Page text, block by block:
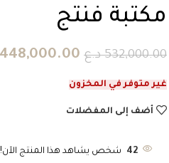
مكتبة فنتج
532,000.00 د.ع 448,000.00
غير متوفر في المخزون
أضف إلى المفضلات
42 شخص يشاهد هذا المنتج الآن!